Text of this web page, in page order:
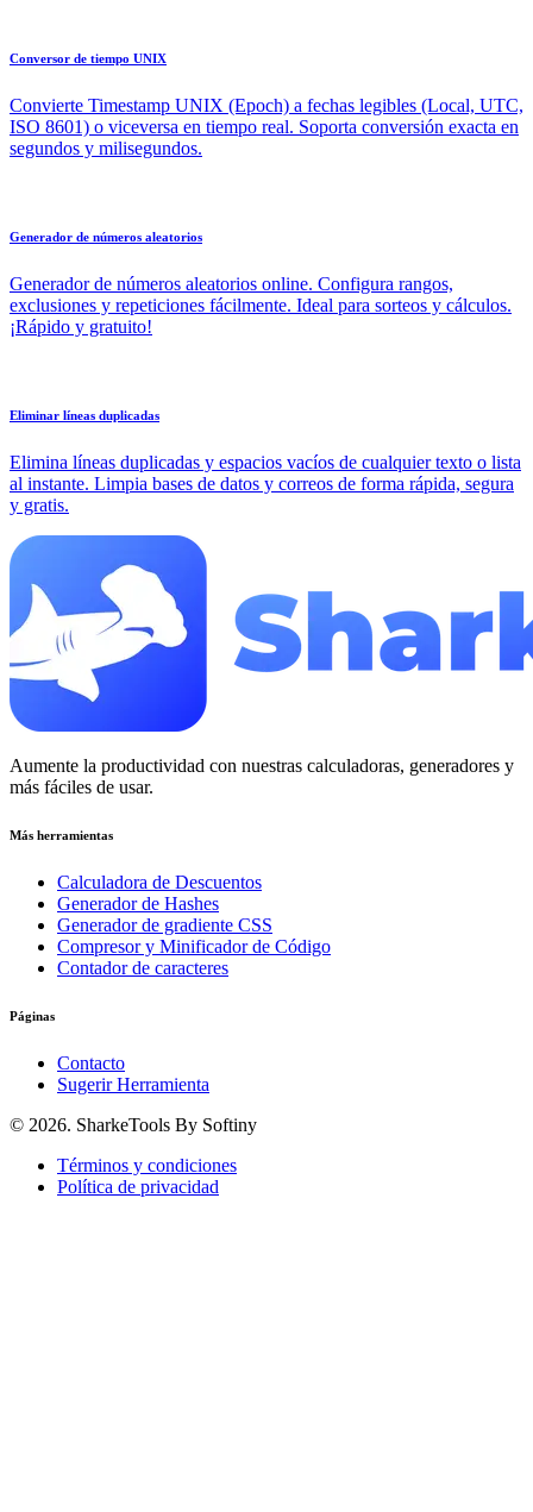
Conversor de tiempo UNIX
Convierte Timestamp UNIX (Epoch) a fechas legibles (Local, UTC,
ISO 8601) o viceversa en tiempo real. Soporta conversión exacta en
segundos y milisegundos.
Generador de números aleatorios
Generador de números aleatorios online. Configura rangos,
exclusiones y repeticiones fácilmente. Ideal para sorteos y cálculos.
¡Rápido y gratuito!
Eliminar líneas duplicadas
Elimina líneas duplicadas y espacios vacíos de cualquier texto o lista
al instante. Limpia bases de datos y correos de forma rápida, segura
y gratis.
Aumente la productividad con nuestras calculadoras, generadores y
más fáciles de usar.
Más herramientas
Calculadora de Descuentos
Generador de Hashes
Generador de gradiente CSS
Compresor y Minificador de Código
Contador de caracteres
Páginas
Contacto
Sugerir Herramienta
© 2026. SharkeTools By Softiny
Términos y condiciones
Política de privacidad